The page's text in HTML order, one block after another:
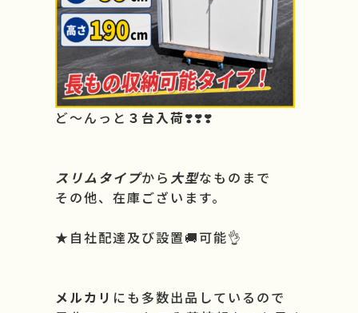
ど～んっと ３台入荷❣️❣️❣️
スリムタイプから 大型なものまで
その他、在庫ございます。
★自社配達及び設置🚚可能👌
メルカリ にも多数出品しているので